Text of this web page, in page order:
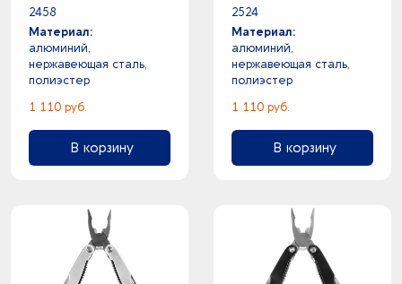
2458
Материал:
алюминий,
нержавеющая сталь,
полиэстер
1 110 руб.
В корзину
2524
Материал:
алюминий,
нержавеющая сталь,
полиэстер
1 110 руб.
В корзину